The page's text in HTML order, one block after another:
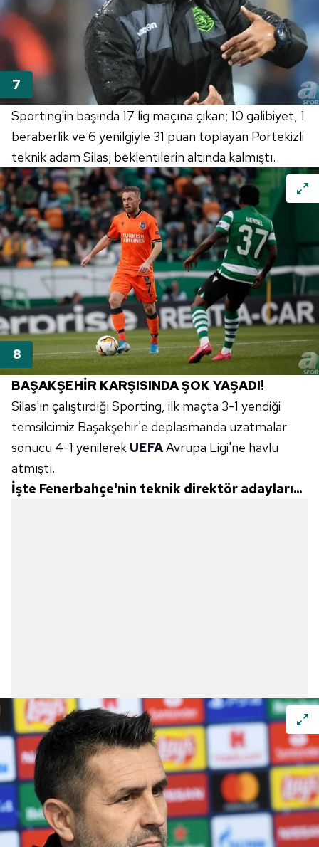
Sporting'in başında 17 lig maçına çıkan; 10 galibiyet, 1
beraberlik ve 6 yenilgiyle 31 puan toplayan Portekizli
teknik adam Silas; beklentilerin altında kalmıştı.
BAŞAKŞEHİR KARŞISINDA ŞOK YAŞADI!
Silas'ın çalıştırdığı Sporting, ilk maçta 3-1 yendiği
temsilcimiz Başakşehir'e deplasmanda uzatmalar
sonucu 4-1 yenilerek UEFAAvrupa Ligi'ne havlu
atmıştı.
İşte Fenerbahçe'nin teknik direktör adayları...